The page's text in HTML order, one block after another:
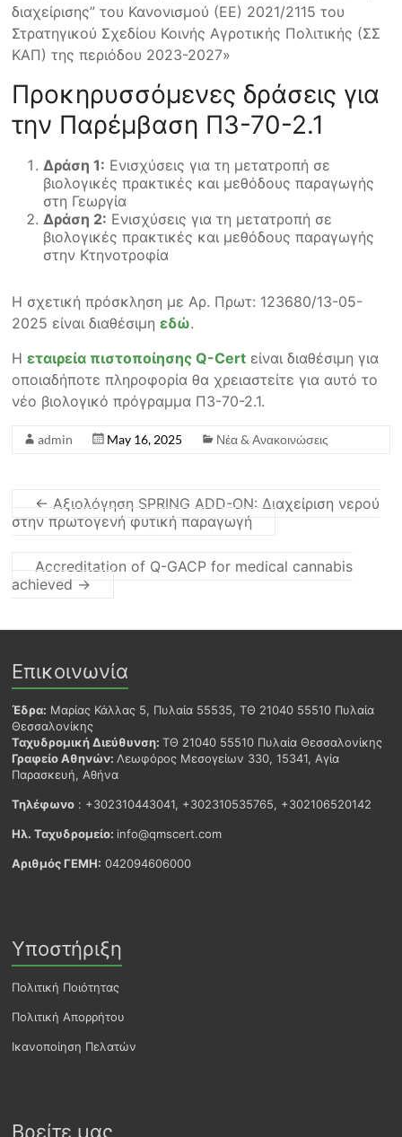
διαχείρισης” του Κανονισμού (ΕΕ) 2021/2115 του
Στρατηγικού Σχεδίου Κοινής Αγροτικής Πολιτικής (ΣΣ
ΚΑΠ) της περιόδου 2023-2027»
Προκηρυσσόμενες δράσεις για
την Παρέμβαση Π3-70-2.1
Δράση 1: Ενισχύσεις για τη μετατροπή σε
βιολογικές πρακτικές και μεθόδους παραγωγής
στη Γεωργία
Δράση 2: Ενισχύσεις για τη μετατροπή σε
βιολογικές πρακτικές και μεθόδους παραγωγής
στην Κτηνοτροφία
Η σχετική πρόσκληση με Αρ. Πρωτ: 123680/13-05-
2025 είναι διαθέσιμηεδώ.
Ηεταιρεία πιστοποίησης Q-Cert είναι διαθέσιμη για
οποιαδήποτε πληροφορία θα χρειαστείτε για αυτό το
νέο βιολογικό πρόγραμμα Π3-70-2.1.
admin May 16, 2025 Νέα & Ανακοινώσεις
← Αξιολόγηση SPRING ADD-ON: Διαχείριση νερού
στην πρωτογενή φυτική παραγωγή
Accreditation of Q-GACP for medical cannabis
achieved →
Επικοινωνία
Έδρα: Μαρίας Κάλλας 5, Πυλαία 55535, ΤΘ 21040 55510 Πυλαία
Θεσσαλονίκης
Ταχυδρομική Διεύθυνση:ΤΘ 21040 55510 Πυλαία Θεσσαλονίκης
Γραφείο Αθηνών: Λεωφόρος Μεσογείων 330, 15341, Αγία
Παρασκευή, Αθήνα
Τηλέφωνο : +302310443041, +302310535765, +302106520142
Ηλ. Ταχυδρομείο: info@qmscert.com
Αριθμός ΓΕΜΗ: 042094606000
Υποστήριξη
Πολιτική Ποιότητας
Πολιτική Απορρήτου
Ικανοποίηση Πελατών
Βρείτε μας